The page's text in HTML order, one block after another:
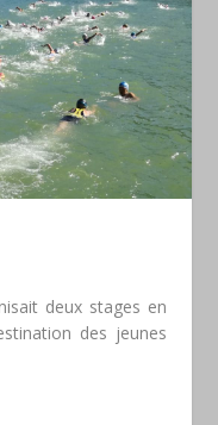
deux stages en
des jeunes